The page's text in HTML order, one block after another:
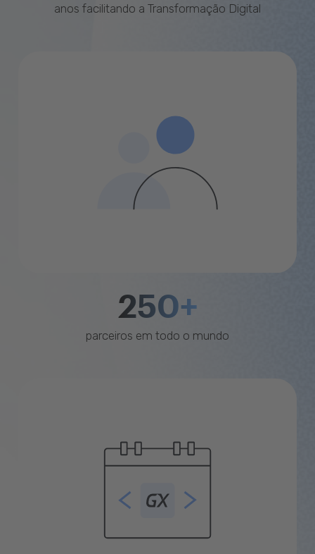
anos facilitando a Transformação Digital
250+
parceiros em todo o mundo